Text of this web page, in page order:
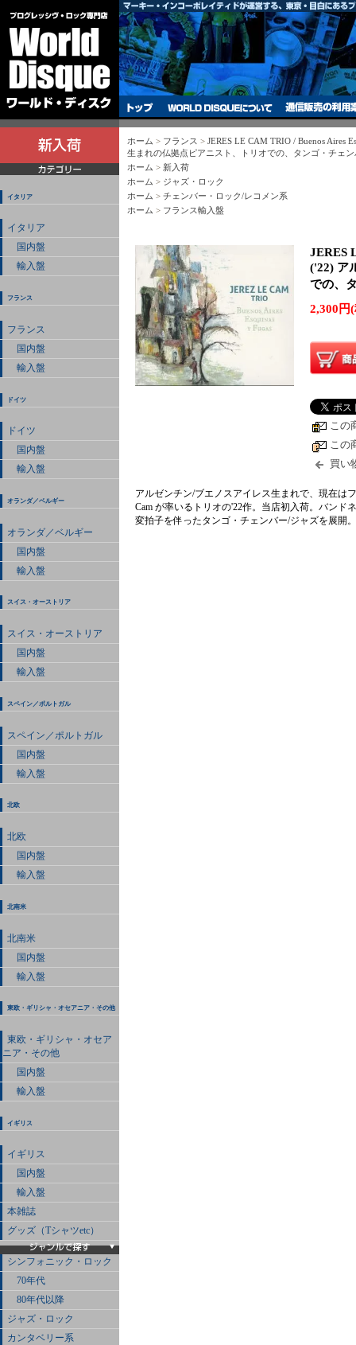
イタリア
イタリア
国内盤
輸入盤
フランス
フランス
国内盤
輸入盤
ドイツ
ドイツ
国内盤
輸入盤
オランダ／ベルギー
オランダ／ベルギー
国内盤
輸入盤
スイス・オーストリア
スイス・オーストリア
国内盤
輸入盤
スペイン／ポルトガル
スペイン／ポルトガル
国内盤
輸入盤
北欧
北欧
国内盤
輸入盤
北南米
北南米
国内盤
輸入盤
東欧・ギリシャ・オセアニア・その他
東欧・ギリシャ・オセア
ニア・その他
国内盤
輸入盤
イギリス
イギリス
国内盤
輸入盤
本雑誌
グッズ（Tシャツetc）
シンフォニック・ロック
70年代
80年代以降
ジャズ・ロック
カンタベリー系
ホーム > フランス > JERES LE CAM TRIO / Buenos Aires
生まれの仏拠点ピアニスト、トリオでの、タンゴ・チェ
ホーム > 新入荷
ホーム > ジャズ・ロック
ホーム > チェンバー・ロック/レコメン系
ホーム > フランス輸入盤
JERES
('22) ア
での、
2,300円
この
この
買い
アルゼンチン/ブエノスアイレス生まれで、現在は
Cam が率いるトリオの'22作。当店初入荷。バン
変拍子を伴ったタンゴ・チェンバー/ジャズを展開